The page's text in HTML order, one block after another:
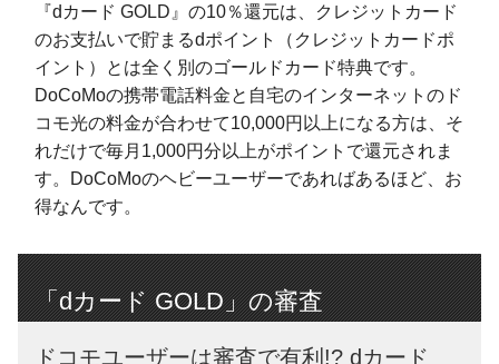
『dカード GOLD』の10％還元は、クレジットカード
のお支払いで貯まるdポイント（クレジットカードポ
イント）とは全く別のゴールドカード特典です。
DoCoMoの携帯電話料金と自宅のインターネットのド
コモ光の料金が合わせて10,000円以上になる方は、そ
れだけで毎月1,000円分以上がポイントで還元されま
す。DoCoMoのヘビーユーザーであればあるほど、お
得なんです。
「dカード GOLD」の審査
ドコモユーザーは審査で有利!? dカード